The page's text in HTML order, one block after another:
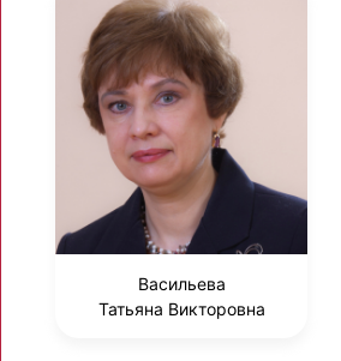
Васильева
Татьяна Викторовна